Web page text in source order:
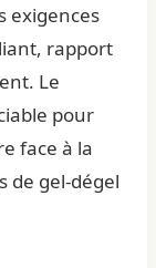
exigences
rapport
Le
pour
face à la
de gel-dégel